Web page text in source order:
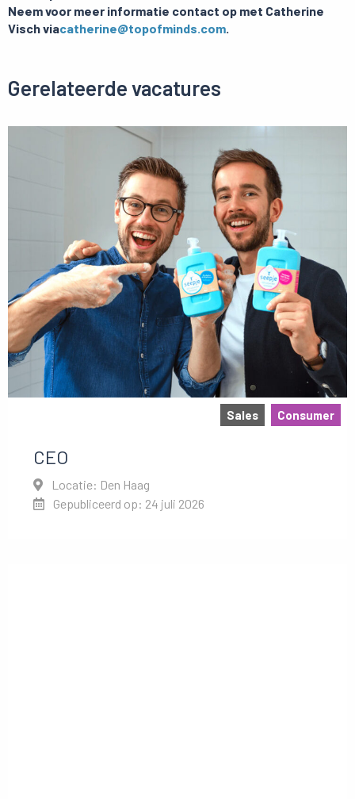
Neem voor meer informatie contact op met Catherine
Visch viacatherine@topofminds.com
Gerelateerde vacatures
Sales Consumer
CEO
Locatie: Den Haag
Gepubliceerd op: 24 juli 2026